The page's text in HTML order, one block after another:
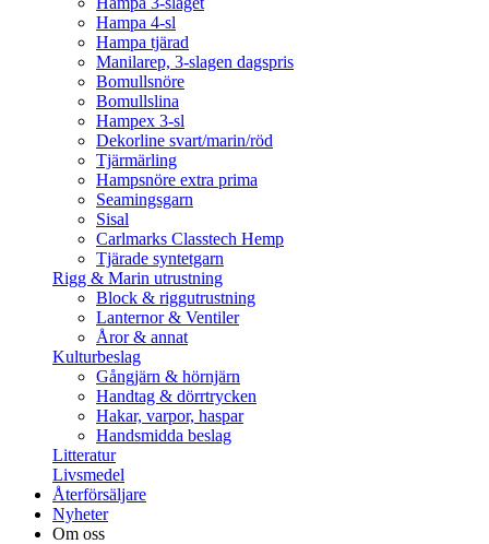
Hampa 4-sl
Hampa tjärad
Manilarep, 3-slagen dagspris
Bomullsnöre
Bomullslina
Hampex 3-sl
Dekorline svart/marin/röd
Tjärmärling
Hampsnöre extra prima
Seamingsgarn
Sisal
Carlmarks Classtech Hemp
Tjärade syntetgarn
Rigg & Marin utrustning
Block & riggutrustning
Lanternor & Ventiler
Åror & annat
Kulturbeslag
Gångjärn & hörnjärn
Handtag & dörrtrycken
Hakar, varpor, haspar
Handsmidda beslag
Litteratur
Livsmedel
Återförsäljare
Nyheter
Om oss